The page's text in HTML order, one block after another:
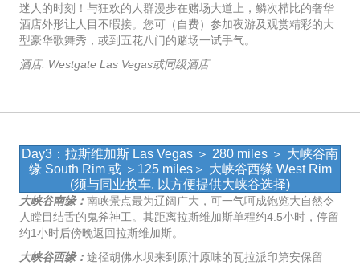
迷人的时刻！与狂欢的人群漫步在赌场大道上，鳞次栉比的奢华
酒店外形让人目不暇接。您可（自费）参加夜游及观赏精彩的大
型豪华歌舞秀，或到五花八门的赌场一试手气。
酒店: Westgate Las Vegas或同级酒店
Day3：拉斯维加斯 Las Vegas ＞ 280 miles ＞ 大峡谷南
缘 South Rim 或 ＞125 miles＞ 大峡谷西缘 West Rim
(须与同业换车, 以方便提供大峡谷选择)
大峡谷南缘： 南峡景点最为辽阔广大，可一气呵成饱览大自然令
人瞠目结舌的鬼斧神工。其距离拉斯维加斯单程约4.5小时，停留
约1小时后傍晚返回拉斯维加斯。
大峡谷西缘： 途径胡佛水坝来到原汁原味的瓦拉派印第安保留